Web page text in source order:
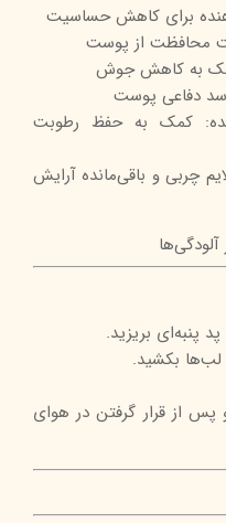
برای کاهش حساسیت
محافظت از پوست
به کاهش جوش
سد دفاعی پوست
شده: کمک به حفظ رطوبت
چربی و باقی‌مانده آرایش
پنبه‌ای بریزید.
بکشید.
از قرار گرفتن در هوای